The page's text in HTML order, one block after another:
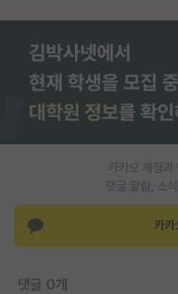
취업 게시판
임용 후기 게시판
PI 전용 게시판
특수/전문대학원 게시판
반도체/AI 게시판
카카오 계정과
댓글 알람, 소
카카
댓글 0개